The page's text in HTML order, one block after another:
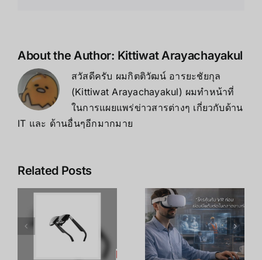
About the Author: Kittiwat Arayachayakul
สวัสดีครับ ผมกิตติวัฒน์ อารยะชัยกุล
(Kittiwat Arayachayakul) ผมทำหน้าที่
ในการแผยแพร่ข่าวสารต่างๆ เกี่ยวกับด้าน
IT และ ด้านอื่นๆอีกมากมาย
Related Posts
Metaverse:
โอกาสทองที่
คุณเตรียมตัว
เพิ่ม
ประสิทธิภาพ
การเรียนรู้
ของพนักงาน
ด้วย